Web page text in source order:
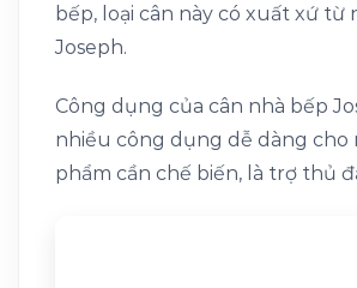
bếp, loại cân này có xuất xứ từ
Joseph.
Công dụng của cân nhà bếp
nhiều công dụng dễ dàng
phẩm cần chế biến, là trợ thủ